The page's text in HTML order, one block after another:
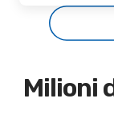
Milioni